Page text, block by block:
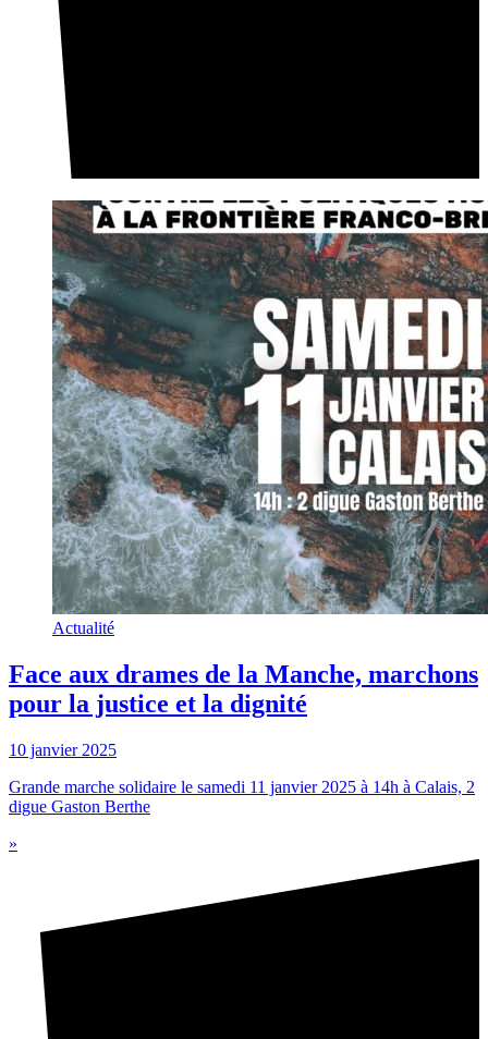
Actualité
Face aux drames de la Manche, marchons
pour la justice et la dignité
10 janvier 2025
Grande marche solidaire le samedi 11 janvier 2025 à 14h à Calais, 2
digue Gaston Berthe
»